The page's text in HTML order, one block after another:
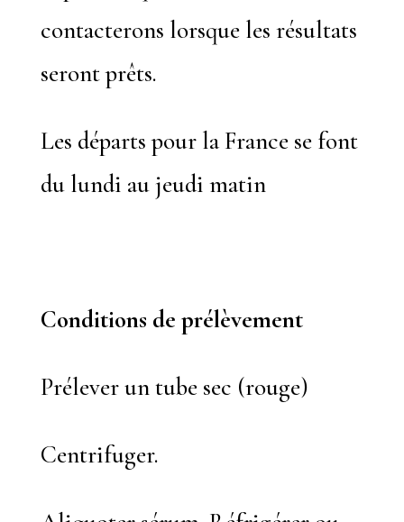
contacterons lorsque les résultats
seront prêts.
Les départs pour la France se font
du lundi au jeudi matin
Conditions de prélèvement
Prélever un tube sec (rouge)
Centrifuger.